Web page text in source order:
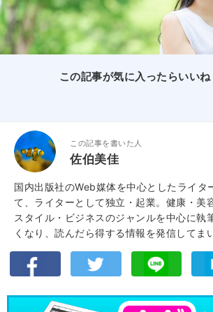
この記事が気に入ったらいいね
この記事を書いた人
佐伯美佳
国内出版社のWeb媒体を中心としたライタ
て、ライターとして独立・起業。健康・美
スタイル・ビジネスのジャンルを中心に執
くなり、読んだら得する情報を発信してま